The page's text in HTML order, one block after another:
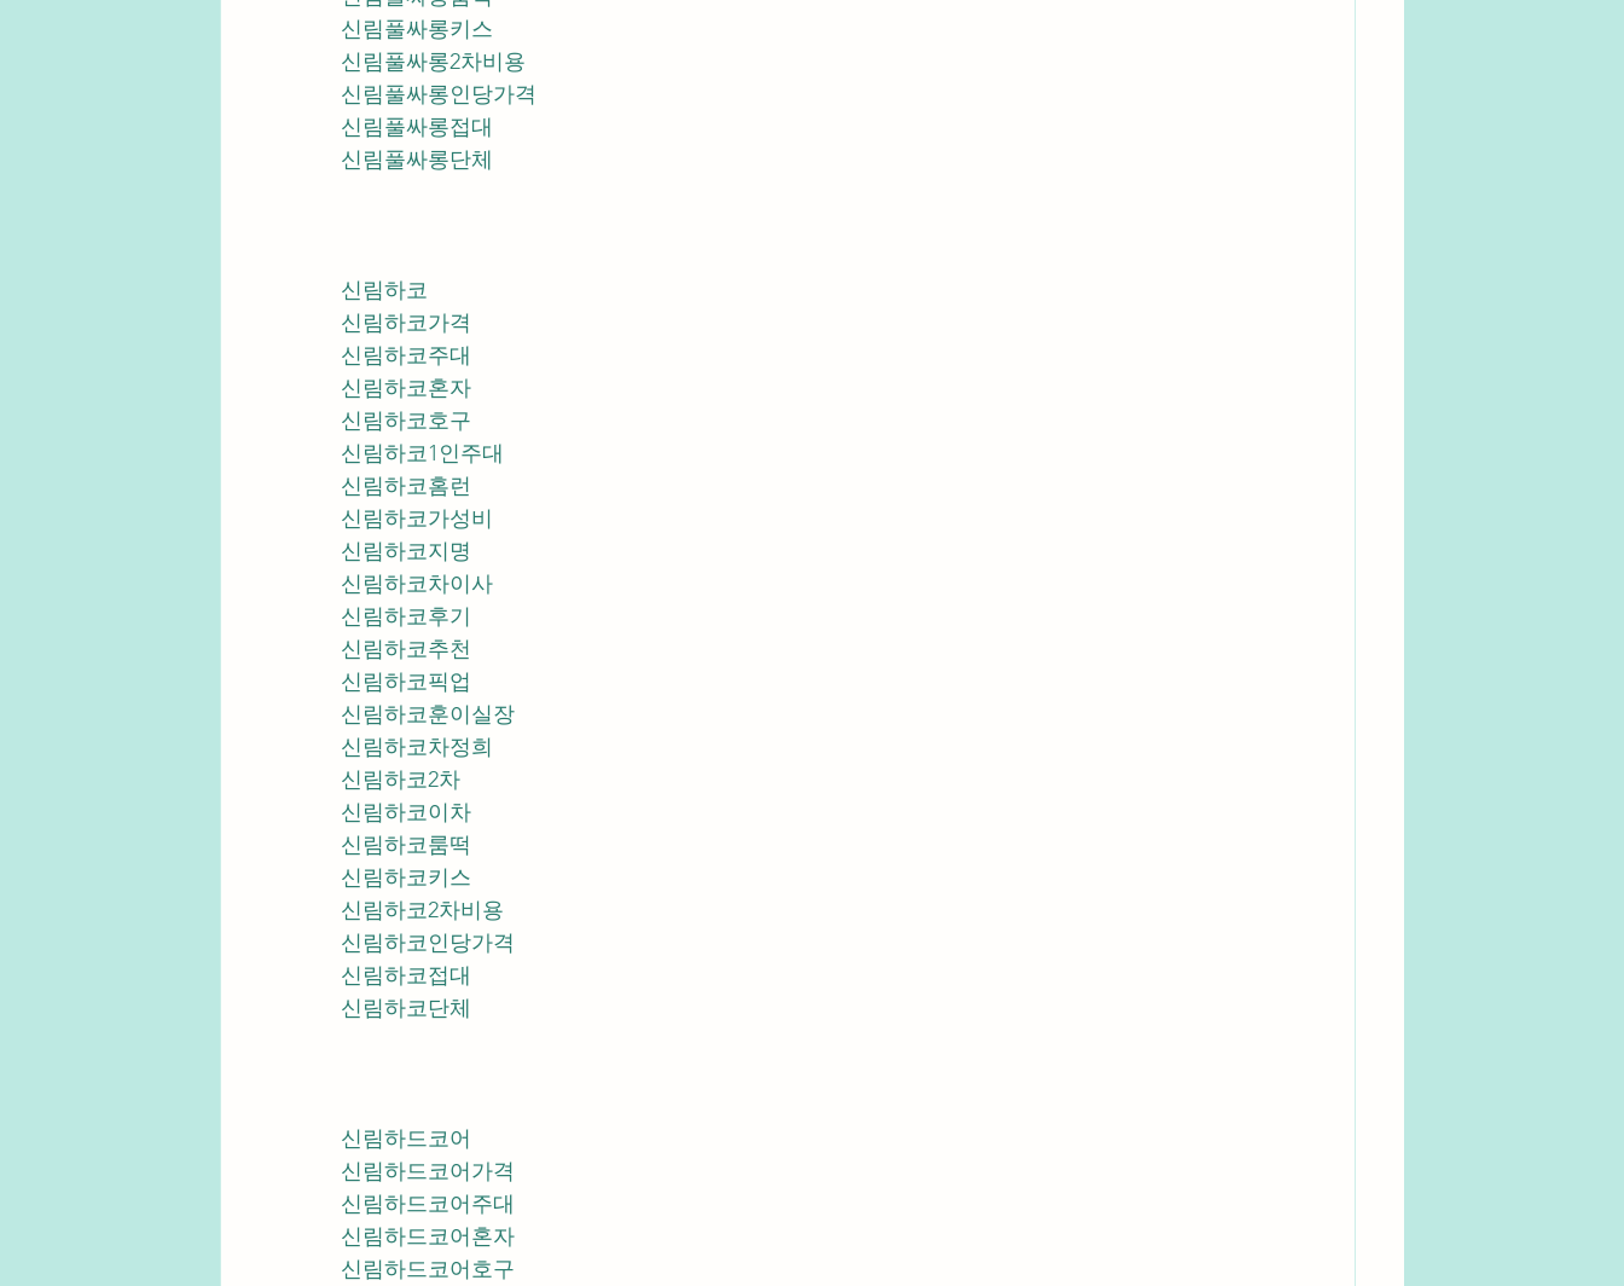
신림풀싸롱키스
신림풀싸롱2차비용
신림풀싸롱인당가격
신림풀싸롱접대
신림풀싸롱단체
신림하코
신림하코가격
신림하코주대
신림하코혼자
신림하코호구
신림하코1인주대
신림하코홈런
신림하코가성비
신림하코지명
신림하코차이사
신림하코후기
신림하코추천
신림하코훈이실장
신림하코차정희
신림하코2차
신림하코이차
신림하코룸떡
신림하코키스
신림하코2차비용
신림하코인당가격
신림하코접대
신림하코단체
신림하드코어
신림하드코어가격
신림하드코어주대
신림하드코어혼자
신림하드코어호구